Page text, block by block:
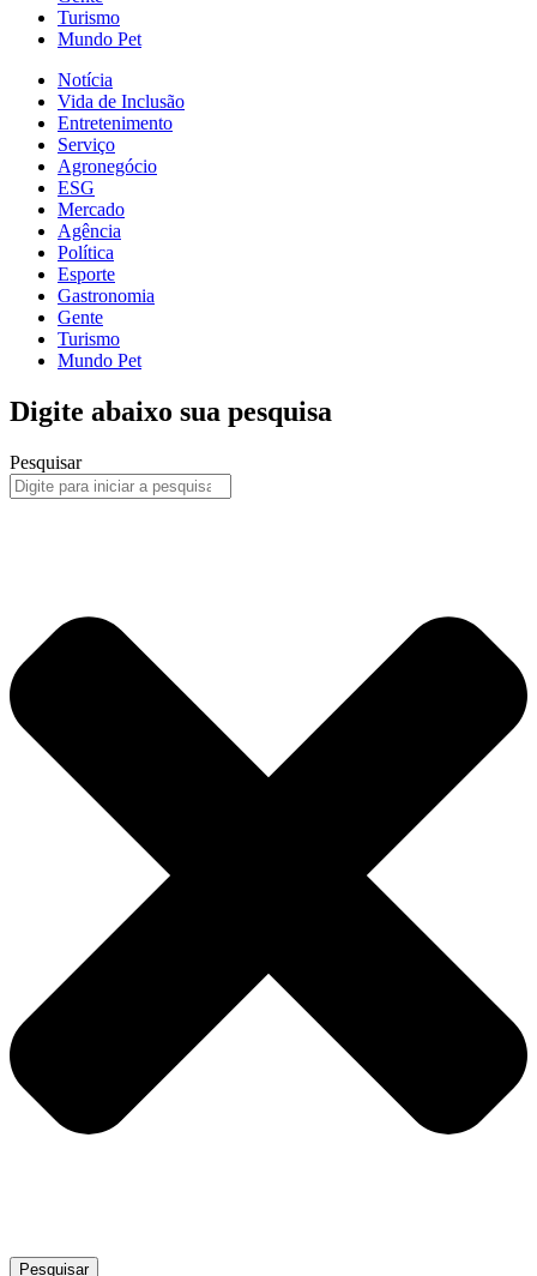
Turismo
Mundo Pet
Notícia
Vida de Inclusão
Entretenimento
Serviço
Agronegócio
ESG
Mercado
Agência
Política
Esporte
Gastronomia
Gente
Turismo
Mundo Pet
Digite abaixo sua pesquisa
Pesquisar
Pesquisar